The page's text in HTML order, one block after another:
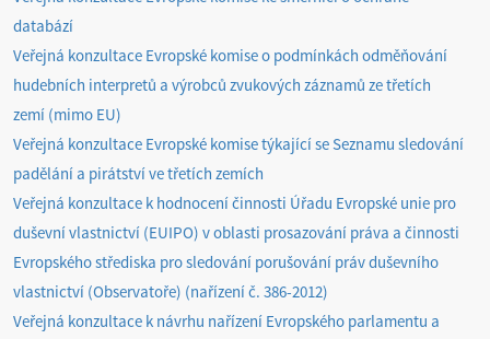
databází
Veřejná konzultace Evropské komise o podmínkách odměňování
hudebních interpretů a výrobců zvukových záznamů ze třetích
zemí (mimo EU)
Veřejná konzultace Evropské komise týkající se Seznamu sledování
padělání a pirátství ve třetích zemích
Veřejná konzultace k hodnocení činnosti Úřadu Evropské unie pro
duševní vlastnictví (EUIPO) v oblasti prosazování práva a činnosti
Evropského střediska pro sledování porušování práv duševního
vlastnictví (Observatoře) (nařízení č. 386-2012)
Veřejná konzultace k návrhu nařízení Evropského parlamentu a